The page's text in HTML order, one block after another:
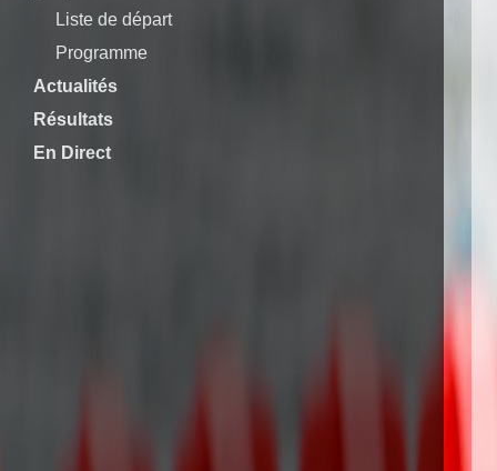
Liste de départ
Programme
Actualités
Résultats
En Direct